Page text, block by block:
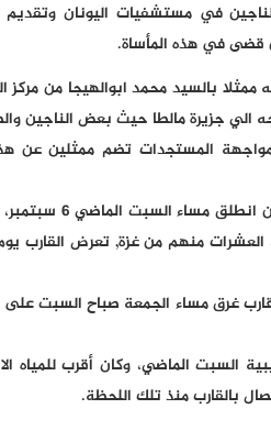
في مستشفيات اليونان
قضى في هذه المأساة.
بالسيد محمد ابوالهيجا من
الي جزيرة مالطا حيث بعض الناجين
المستجدات تضم ممثلين عن
وكان مركب يحمل
ويحمل على متنه 400 راكب، العشرات منهم من
غرق مساء الجمعة صباح السبت
السبت الماضي، وكان أقرب للمياه